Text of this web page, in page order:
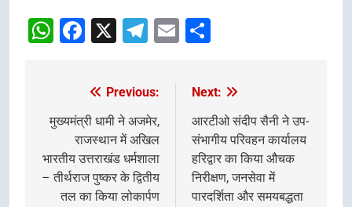
WhatsApp
Facebook
X Telegram
Email
navigation
Previous:
मुख्यमंत्री धामी ने अजमेर,
राजस्थान में अखिल
भारतीय उत्तराखंड धर्मशाला
– तीर्थराज पुष्कर के द्वितीय
तल का किया लोकार्पण
Next:
आरटीओ संदीप सैनी ने उप-
संभागीय परिवहन कार्यालय
हरिद्वार का किया औचक
निरीक्षण, जनसेवा में
पारदर्शिता और समयबद्धता